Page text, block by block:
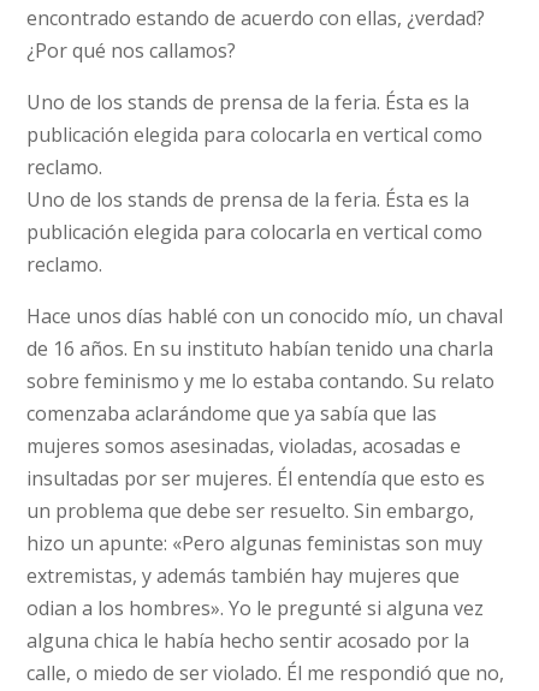
encontrado estando de acuerdo con ellas, ¿verdad?
¿Por qué nos callamos?
Uno de los stands de prensa de la feria. Ésta es la
publicación elegida para colocarla en vertical como
reclamo.
Uno de los stands de prensa de la feria. Ésta es la
publicación elegida para colocarla en vertical como
reclamo.
Hace unos días hablé con un conocido mío, un chaval
de 16 años. En su instituto habían tenido una charla
sobre feminismo y me lo estaba contando. Su relato
comenzaba aclarándome que ya sabía que las
mujeres somos asesinadas, violadas, acosadas e
insultadas por ser mujeres. Él entendía que esto es
un problema que debe ser resuelto. Sin embargo,
hizo un apunte: «Pero algunas feministas son muy
extremistas, y además también hay mujeres que
odian a los hombres». Yo le pregunté si alguna vez
alguna chica le había hecho sentir acosado por la
calle, o miedo de ser violado. Él me respondió que no,